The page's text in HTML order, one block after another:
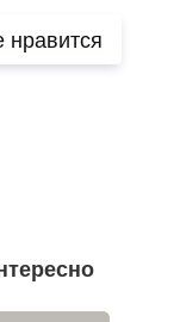
нравится